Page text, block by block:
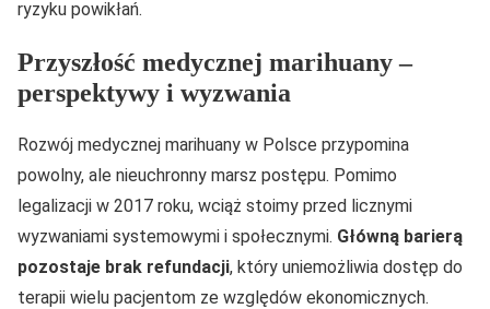
ryzyku powikłań.
Przyszłość medycznej marihuany –
perspektywy i wyzwania
Rozwój medycznej marihuany w Polsce przypomina
powolny, ale nieuchronny marsz postępu. Pomimo
legalizacji w 2017 roku, wciąż stoimy przed licznymi
wyzwaniami systemowymi i społecznymi. Główną barierą
pozostaje brak refundacji, który uniemożliwia dostęp do
terapii wielu pacjentom ze względów ekonomicznych.